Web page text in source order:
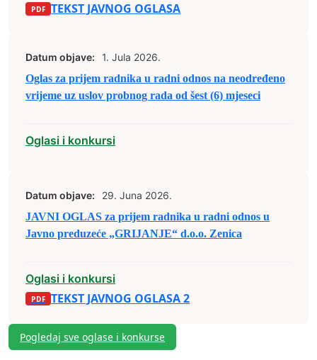
TEKST JAVNOG OGLASA
Datum objave:
1. Jula 2026.
Oglas za prijem radnika u radni odnos na neodređeno
vrijeme uz uslov probnog rada od šest (6) mjeseci
Oglasi i konkursi
Datum objave:
29. Juna 2026.
JAVNI OGLAS za prijem radnika u radni odnos u
Javno preduzeće „GRIJANJE“ d.o.o. Zenica
Oglasi i konkursi
TEKST JAVNOG OGLASA 2
Pogledaj sve oglase i konkurse